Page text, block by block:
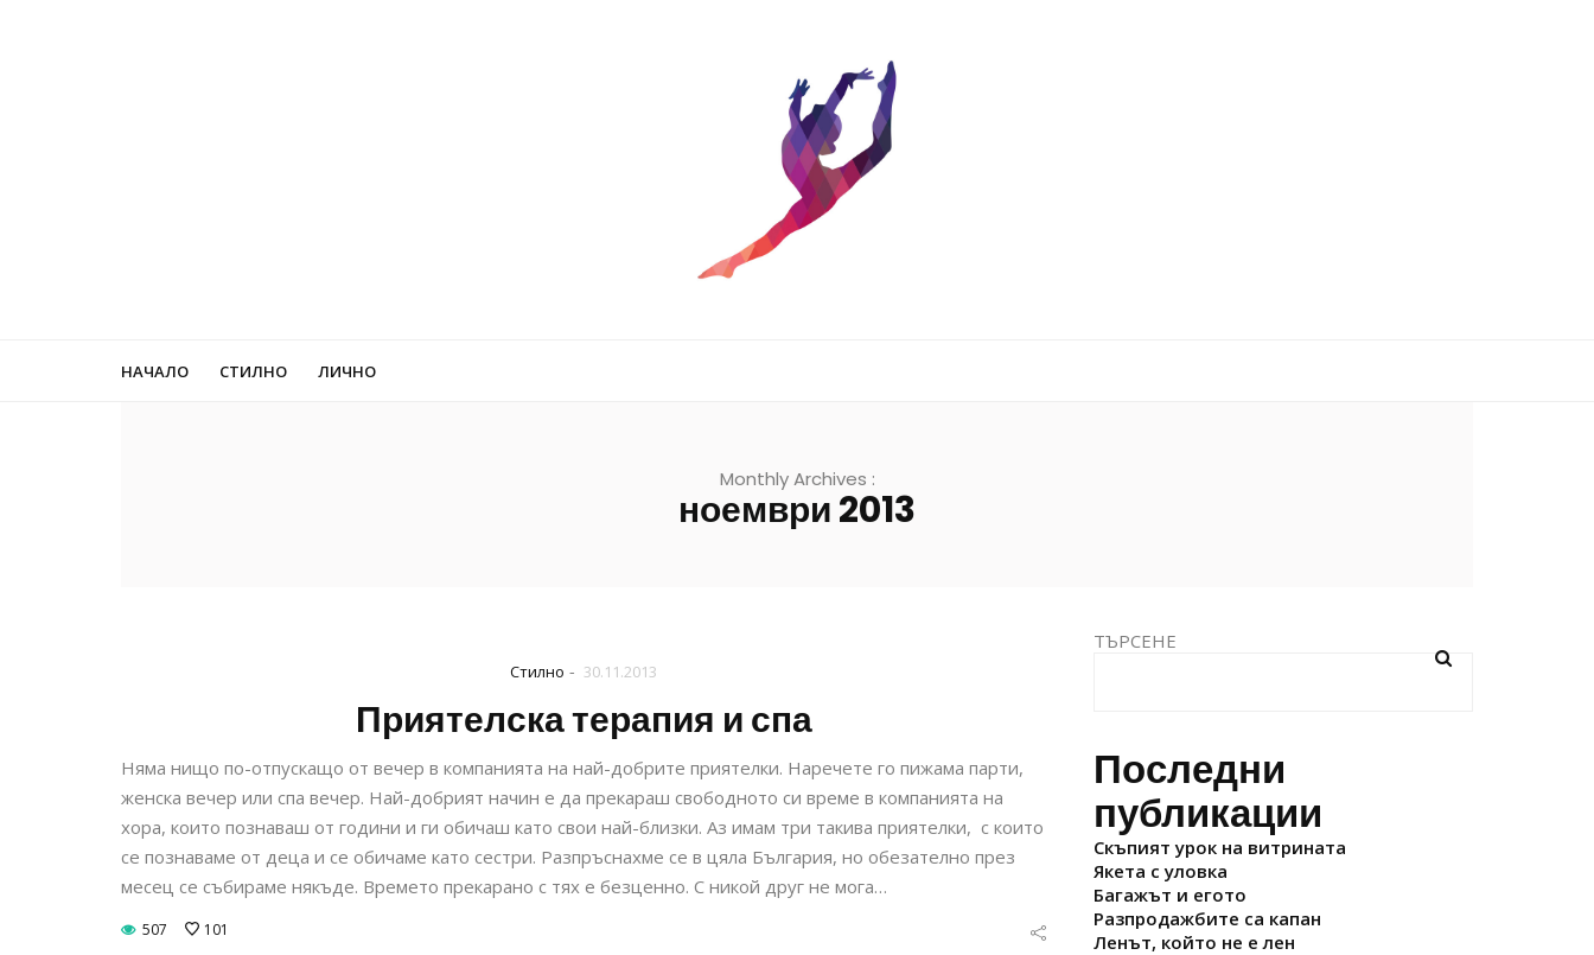
НАЧАЛО СТИЛНО ЛИЧНО
Monthly Archives :
ноември 2013
Стилно - 30.11.2013
Приятелска терапия и спа
Няма нищо по-отпускащо от вечер в компанията на най-добрите приятелки. Наречете го пижама парти,
женска вечер или спа вечер. Най-добрият начин е да прекараш свободното си време в компанията на
хора, които познаваш от години и ги обичаш като свои най-близки. Аз имам три такива приятелки, с които
се познаваме от деца и се обичаме като сестри. Разпръснахме се в цяла България, но обезателно през
месец се събираме някъде. Времето прекарано с тях е безценно. С никой друг не мога…
507 101
ТЪРСЕНЕ
Последни
публикации
Скъпият урок на витрината
Якета с уловка
Багажът и егото
Разпродажбите са капан
Ленът, който не е лен